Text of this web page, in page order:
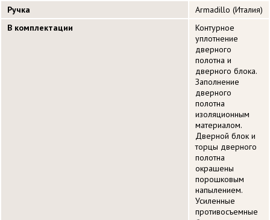
Ручка
Armadillo (Италия)
В комплектации
Контурное
уплотнение
дверного
полотна и
дверного блока.
Заполнение
дверного
полотна
изоляционным
материалом.
Дверной блок и
торцы дверного
полотна
окрашены
порошковым
напылением.
Усиленные
противосъемные